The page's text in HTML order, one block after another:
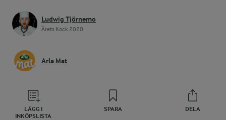
Ludwig Tjörnemo
Årets Kock 2020
Arla Mat
LÄGG I
INKÖPSLISTA
SPARA DELA